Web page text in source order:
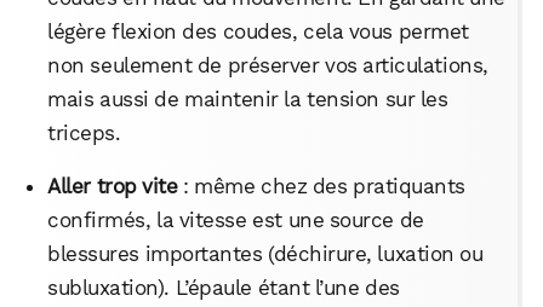
légère flexion des coudes, cela vous permet
non seulement de préserver vos articulations,
mais aussi de maintenir la tension sur les
triceps.
Aller trop vite: même chez des pratiquants
confirmés, la vitesse est une source de
blessures importantes (déchirure, luxation ou
subluxation). L’épaule étant l’une des
Telegram Email
Facebook